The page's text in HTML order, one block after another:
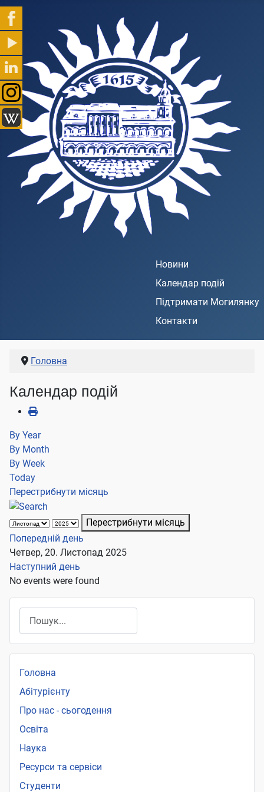
Новини
Календар подій
Підтримати Могилянку
Контакти
Головна
Календар подій
By Year
By Month
By Week
Today
Перестрибнути місяць
Перестрибнути місяць
Попередній день
Четвер, 20. Листопад 2025
Наступний день
No events were found
Головна
Абітурієнту
Про нас - сьогодення
Освіта
Наука
Ресурси та сервіси
Студенти